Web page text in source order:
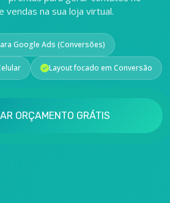
vendas na sua loja virtual.
Google Ads (Conversões)
Layout focado em Conversão
ORÇAMENTO GRÁTIS